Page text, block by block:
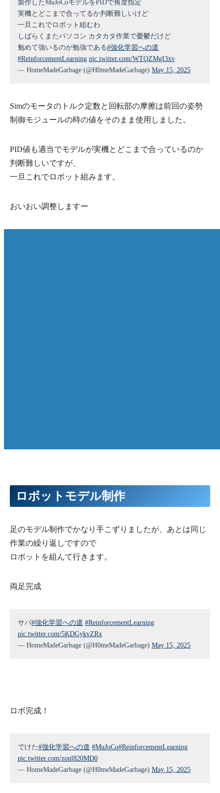
製作したMuJoCoモデルをPIDで角度指定
実機とどこまで合ってるか判断難しいけど
一旦これでロボット組むわ
しばらくまたパソコン カタカタ作業で憂鬱だけど
勉めて強いるのが勉強である#強化学習への道
#ReinforcementLearning pic.twitter.com/WTOZMgI3xv
— HomeMadeGarbage (@H0meMadeGarbage) May 15, 2025
Simのモータのトルク定数と回転部の摩擦は前回の姿勢
制御モジュールの時の値をそのまま使用しました。
PID値も適当でモデルが実機とどこまで合っているのか
判断難しいですが、
一旦これでロボット組みます。
おいおい調整しますー
ロボットモデル制作
足のモデル制作でかなり手こずりましたが、あとは同じ
作業の繰り返しですので
ロボットを組んて行きます。
両足完成
サバ#強化学習への道 #ReinforcementLearning
pic.twitter.com/5KDGykvZRx
— HomeMadeGarbage (@H0meMadeGarbage) May 15, 2025
ロボ完成！
でけた#強化学習への道 #MuJoCo#ReinforcementLearning
pic.twitter.com/zonl820MD0
— HomeMadeGarbage (@H0meMadeGarbage) May 15, 2025